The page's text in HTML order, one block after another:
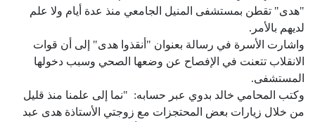
"هدى" تقطن بمستشفى المنيل الجامعي منذ عدة أيام ولا علم
لديهم بالأمر.
واشارت الأسرة في رسالة بعنوان "أنقذوا هدى" إلى أن قوات
الانقلاب تتعنت في الإفصاح عن وضعها الصحي وسبب دخولها
المستشفى.
وكتب المحامي خالد بدوي عبر حسابه: "نما إلى علمنا منذ قليل
من خلال زيارات بعض المحتجزات مع زوجتي الأستاذة هدى عبد